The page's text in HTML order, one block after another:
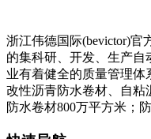
浙江伟德国际(bevictor)官
的集科研、开发、生产自
业有着健全的质量管理体
改性沥青防水卷材、自粘
防水卷材800万平方米；